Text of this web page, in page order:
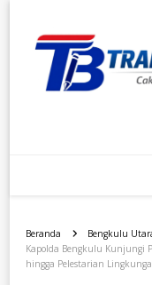
Beranda
Bengkulu
Kapolda Bengkulu Kunjungi
hingga Pelestarian